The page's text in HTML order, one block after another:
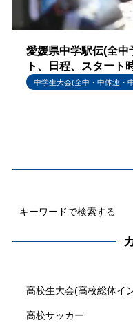
愛媛県中学駅伝(全
ト、日程、スタート
中学生大会(全中・中体連・
高校生大会(高校総体イ
高校サッカー